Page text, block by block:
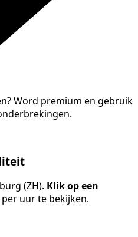
Word premium en gebruik
(ZH). Klik op een
uur te bekijken.